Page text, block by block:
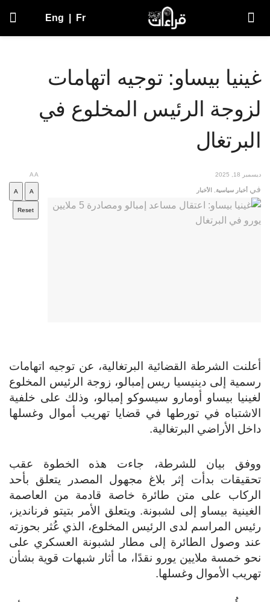
Eng Fr
غينيا بيساو: توجيه اتهامات
لزوجة الرئيس المخلوع في
البرتغال
ديسمبر 18, 2025
في أخبار سياسية الأخبار
AA
A
A
Reset
أعلنت الشرطة القضائية البرتغالية، عن توجيه اتهامات
رسمية إلى دينيسيا ريس إمبالو، زوجة الرئيس المخلوع
لغينيا بيساو أومارو سيسوكو إمبالو، وذلك على خلفية
الاشتباه في تورطها في قضايا تهريب أموال وغسلها
داخل الأراضي البرتغالية.
ووفق بيان للشرطة، جاءت هذه الخطوة عقب
تحقيقات بدأت إثر بلاغ مجهول المصدر يتعلق بأحد
الركاب على متن طائرة خاصة قادمة من العاصمة
الغينية بيساو إلى لشبونة. ويتعلق الأمر بتيتو فرنانديز،
رئيس المراسم لدى الرئيس المخلوع، الذي عُثر بحوزته
عند وصول الطائرة إلى مطار لشبونة العسكري على
نحو خمسة ملايين يورو نقدًا، ما أثار شبهات قوية بشأن
تهريب الأموال وغسلها.